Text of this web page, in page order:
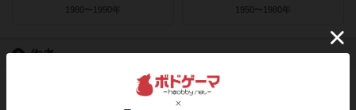
1980〜1990年 1950〜1980年
作者